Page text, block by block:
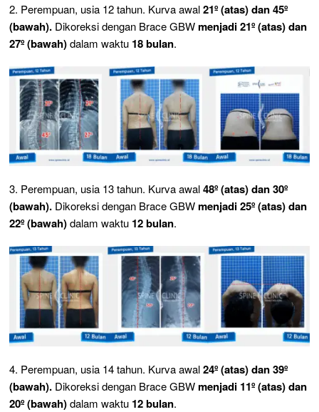
2. Perempuan, usia 12 tahun. Kurva awal21º (atas) dan 45º
(bawah). Dikoreksi dengan Brace GBWmenjadi 21º (atas) dan
27º (bawah)dalam waktu 18 bulan.
3. Perempuan, usia 13 tahun. Kurva awal48º (atas) dan 30º
(bawah). Dikoreksi dengan Brace GBWmenjadi 25º (atas) dan
22º (bawah)dalam waktu 12 bulan.
4. Perempuan, usia 14 tahun. Kurva awal24º (atas) dan 39º
(bawah). Dikoreksi dengan Brace GBWmenjadi 11º (atas) dan
20º (bawah)dalam waktu 12 bulan.